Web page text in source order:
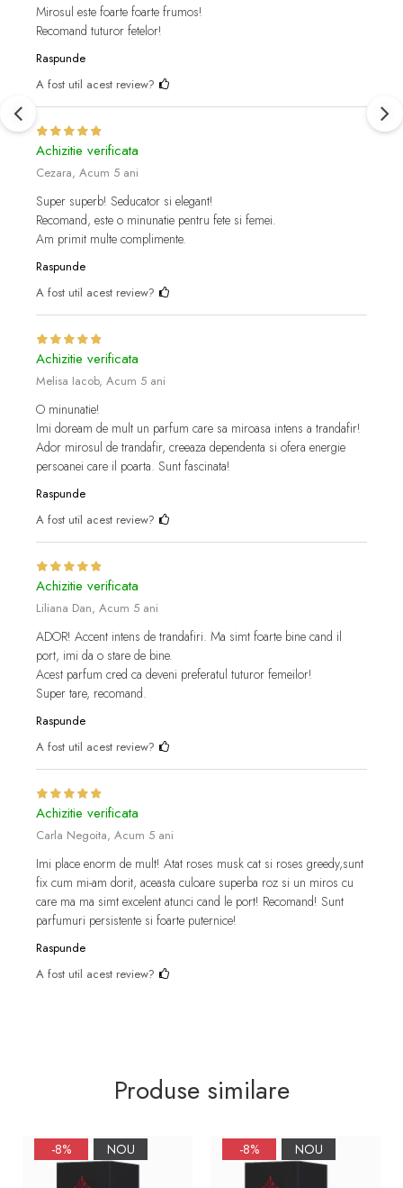
Mirosul este foarte foarte frumos!
Recomand tuturor fetelor!
Raspunde
A fost util acest review?
Achizitie verificata
Cezara, Acum 5 ani
Super superb! Seducator si elegant!
Recomand, este o minunatie pentru fete si femei.
Am primit multe complimente.
Raspunde
A fost util acest review?
Achizitie verificata
Melisa Iacob, Acum 5 ani
O minunatie!
Imi doream de mult un parfum care sa miroasa intens a trandafir!
Ador mirosul de trandafir, creeaza dependenta si ofera energie
persoanei care il poarta. Sunt fascinata!
Raspunde
A fost util acest review?
Achizitie verificata
Liliana Dan, Acum 5 ani
ADOR! Accent intens de trandafiri. Ma simt foarte bine cand il
port, imi da o stare de bine.
Acest parfum cred ca deveni preferatul tuturor femeilor!
Super tare, recomand.
Raspunde
A fost util acest review?
Achizitie verificata
Carla Negoita, Acum 5 ani
Imi place enorm de mult! Atat roses musk cat si roses greedy,sunt
fix cum mi-am dorit, aceasta culoare superba roz si un miros cu
care ma ma simt excelent atunci cand le port! Recomand! Sunt
parfumuri persistente si foarte puternice!
Raspunde
A fost util acest review?
Produse similare
-8% NOU -8% NOU